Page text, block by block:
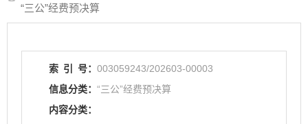
“三公”经费预决算
索 引 号： 003059243/202603-00003
信息分类： “三公”经费预决算
内容分类：